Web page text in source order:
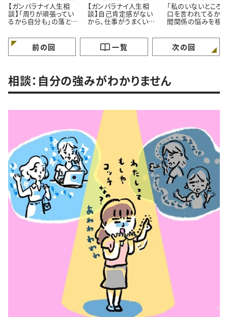
【ガンバラナイ人生相
談】「周りが頑張ってい
るから自分も」の落とし
けていますか？
【ガンバラナイ人生相
談】自己肯定感がない
から、仕事がうまくいき
「私のいないところ
口を言われてるかも
間関係の悩みを根っ
ガンバラナイ人生相
前の回 一覧 次の回
相談：自分の強みがわかりません